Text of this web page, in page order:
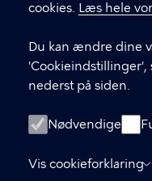
cookies. Læs hele
Du kan ændre dine
nederst på siden.
Nødvendige
Vis cookieforklaring
Digital Post
Databeskyttelse
Om hjemmesiden